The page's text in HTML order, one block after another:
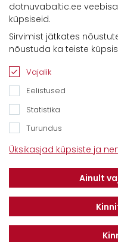
Kontaktid
Savimäe 7, Vahi 60534,
Tel. 6612800
E-mail:
Klientidele
Meist
Kontaktid
dotnuvabaltic.ee
küpsiseid.
Sirvimist jätkates
nõustuda ka teiste
Vajalik
Eelistused
Statistika
Turundus
Üksikasjad küpsiste ja
Ainult